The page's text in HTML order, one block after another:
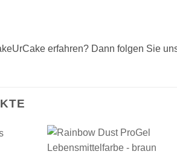
erfahren? Dann folgen Sie